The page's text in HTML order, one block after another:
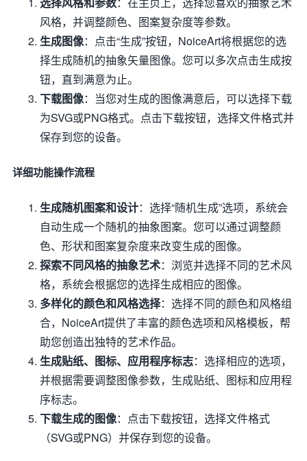
风格，并调整颜色、图案复杂度等参数。
生成图像：点击“生成”按钮，NoiceArt将根据您的选
择生成随机的抽象矢量图像。您可以多次点击生成按
钮，直到满意为止。
下载图像：当您对生成的图像满意后，可以选择下载
为SVG或PNG格式。点击下载按钮，选择文件格式并
保存到您的设备。
详细功能操作流程
生成随机图案和设计：选择“随机生成”选项，系统会
自动生成一个随机的抽象图案。您可以通过调整颜
色、形状和图案复杂度来改变生成的图像。
探索不同风格的抽象艺术：浏览并选择不同的艺术风
格，系统会根据您的选择生成相应的图像。
多样化的颜色和风格选择：选择不同的颜色和风格组
合，NoiceArt提供了丰富的颜色选项和风格模板，帮
助您创造出独特的艺术作品。
生成贴纸、图标、应用程序标志：选择相应的选项，
并根据需要调整图像参数，生成贴纸、图标和应用程
序标志。
下载生成的图像：点击下载按钮，选择文件格式
（SVG或PNG）并保存到您的设备。